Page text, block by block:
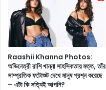
মু
খ্য
ম
ন্ত্রী
র
প্র
শ্নে
র
মু
খে
বি
ধা
Raashii Khanna Photos:
অভিনেত্রী রাশি খান্না সাহসিকতায় মত্ত, তাঁর
সাম্প্রতিক ফটোশুট দেখে মানুষ প্রশ্ন করেছে
– এটা কি সত্যিই আপনি?